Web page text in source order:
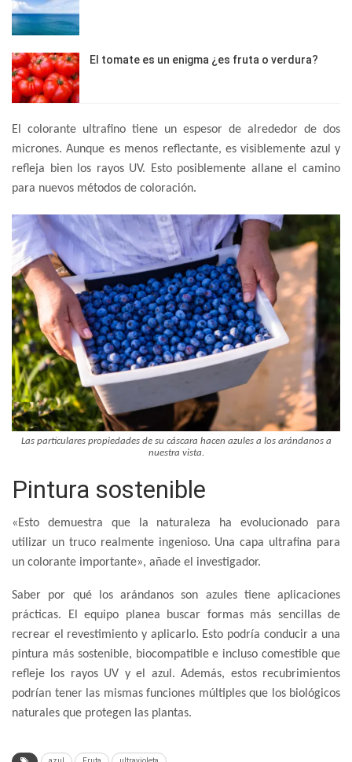
El tomate es un enigma ¿es fruta o verdura?
El colorante ultrafino tiene un espesor de alrededor de dos
micrones. Aunque es menos reflectante, es visiblemente azul y
refleja bien los rayos UV. Esto posiblemente allane el camino
para nuevos métodos de coloración.
Las particulares propiedades de su cáscara hacen azules a los arándanos a
nuestra vista.
Pintura sostenible
«Esto demuestra que la naturaleza ha evolucionado para
utilizar un truco realmente ingenioso. Una capa ultrafina para
un colorante importante», añade el investigador.
Saber por qué los arándanos son azules tiene aplicaciones
prácticas. El equipo planea buscar formas más sencillas de
recrear el revestimiento y aplicarlo. Esto podría conducir a una
pintura más sostenible, biocompatible e incluso comestible que
refleje los rayos UV y el azul. Además, estos recubrimientos
podrían tener las mismas funciones múltiples que los biológicos
naturales que protegen las plantas.